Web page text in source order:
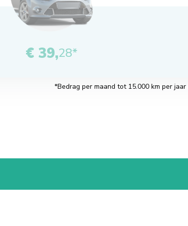
€ 39,28*
*Bedrag per maand tot 15.000 km per